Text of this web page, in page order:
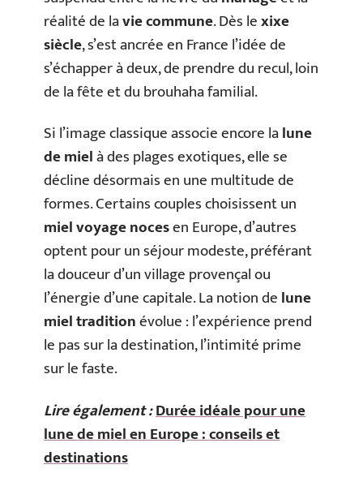
réalité de lavie commune. Dès lexixe
siècle, s’est ancrée en France l’idée de
s’échapper à deux, de prendre du recul, loin
de la fête et du brouhaha familial.
Si l’image classique associe encore lalune
de mielà des plages exotiques, elle se
décline désormais en une multitude de
formes. Certains couples choisissent un
miel voyage nocesen Europe, d’autres
optent pour un séjour modeste, préférant
la douceur d’un village provençal ou
l’énergie d’une capitale. La notion delune
miel traditionévolue : l’expérience prend
le pas sur la destination, l’intimité prime
sur le faste.
Lire également :Durée idéale pour une
lune de miel en Europe : conseils et
destinations